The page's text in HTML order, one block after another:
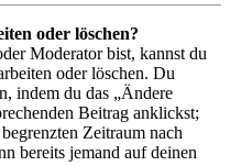
oder löschen?
Moderator bist, kannst du
oder löschen. Du
indem du das „Ändere
Beitrag anklickst;
Zeitraum nach
bereits jemand auf deinen